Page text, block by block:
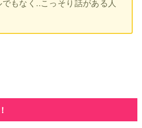
もなく..こっそり話がある人